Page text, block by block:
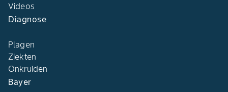
Videos
Diagnose
Plagen
Ziekten
Onkruiden
Bayer